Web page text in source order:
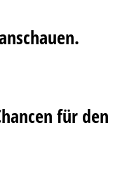
für den